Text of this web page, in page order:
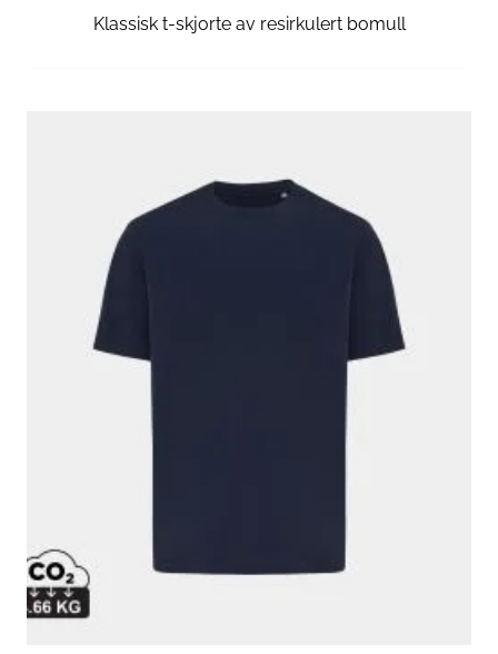
Klassisk t-skjorte av resirkulert bomull